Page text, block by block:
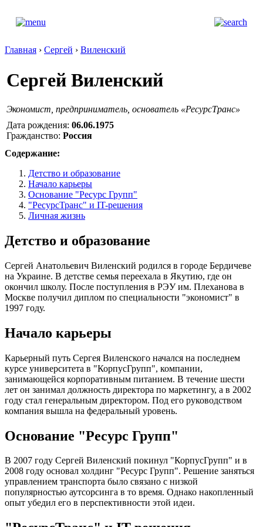
Главная › Сергей › Виленский
Сергей Виленский
Экономист, предприниматель, основатель «РесурсТранс»
Дата рождения: 06.06.1975
Гражданство: Россия
Содержание:
Детство и образование
Начало карьеры
Основание "Ресурс Групп"
"РесурсТранс" и IT-решения
Личная жизнь
Детство и образование
Сергей Анатольевич Виленский родился в городе Бердичеве
на Украине. В детстве семья переехала в Якутию, где он
окончил школу. После поступления в РЭУ им. Плеханова в
Москве получил диплом по специальности "экономист" в
1997 году.
Начало карьеры
Карьерный путь Сергея Виленского начался на последнем
курсе университета в "КорпусГрупп", компании,
занимающейся корпоративным питанием. В течение шести
лет он занимал должность директора по маркетингу, а в 2002
году стал генеральным директором. Под его руководством
компания вышла на федеральный уровень.
Основание "Ресурс Групп"
В 2007 году Сергей Виленский покинул "КорпусГрупп" и в
2008 году основал холдинг "Ресурс Групп". Решение заняться
управлением транспорта было связано с низкой
популярностью аутсорсинга в то время. Однако накопленный
опыт убедил его в перспективности этой идеи.